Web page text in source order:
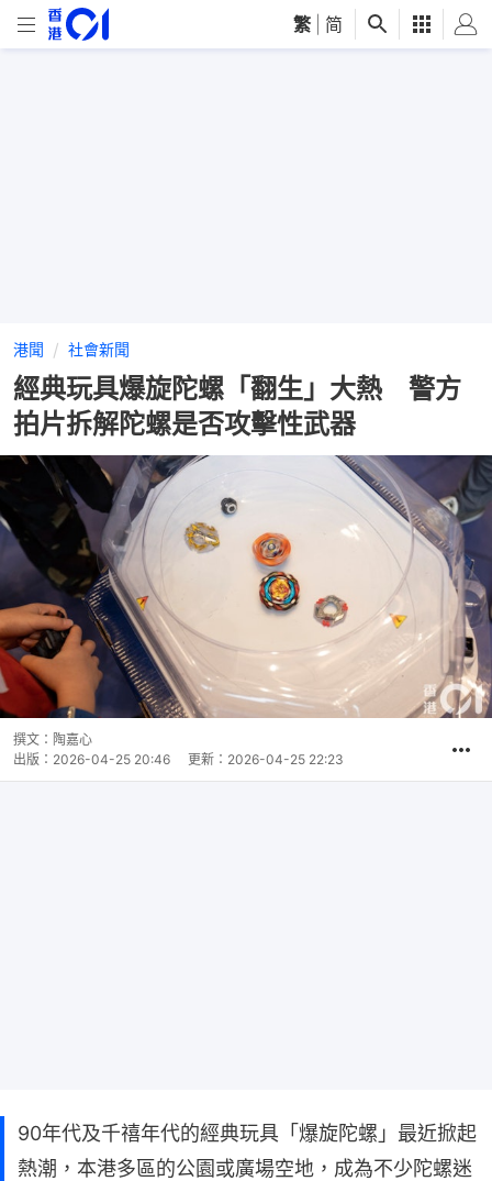
繁 简
港聞 社會新聞
經典玩具爆旋陀螺「翻生」大熱 警方
拍片拆解陀螺是否攻擊性武器
撰文： 陶嘉心
出版： 2026-04-25 20:46 更新： 2026-04-25 22:23
90年代及千禧年代的經典玩具「爆旋陀螺」最近掀起
熱潮，本港多區的公園或廣場空地，成為不少陀螺迷